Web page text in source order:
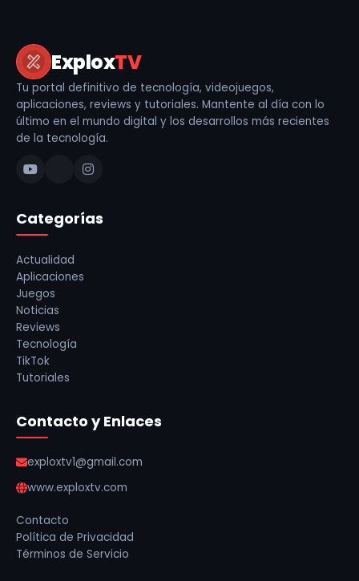
ExploxTV
Tu portal definitivo de tecnología, videojuegos,
aplicaciones, reviews y tutoriales. Mantente al día con lo
último en el mundo digital y los desarrollos más recientes
de la tecnología.
Categorías
Actualidad
Aplicaciones
Juegos
Noticias
Reviews
Tecnología
TikTok
Tutoriales
Contacto y Enlaces
exploxtv1@gmail.com
www.exploxtv.com
Contacto
Política de Privacidad
Términos de Servicio